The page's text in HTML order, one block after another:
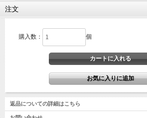
注文
購入数： 個
返品についての詳細はこちら